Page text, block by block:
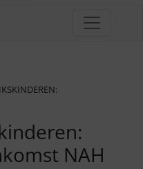
NAH